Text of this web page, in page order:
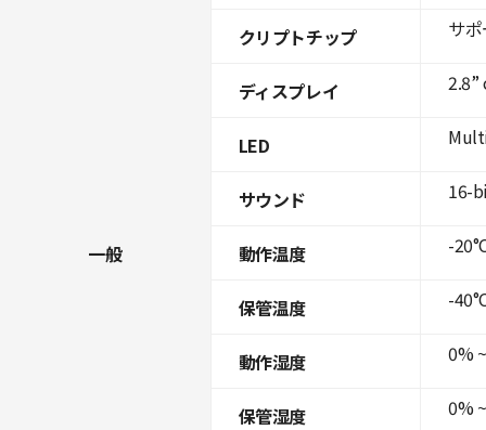
一般
クリプトチップ
ディスプレイ
LED
サウンド
動作温度
保管温度
動作湿度
保管湿度
サ
2.8”
16-
-
-
0%
0%